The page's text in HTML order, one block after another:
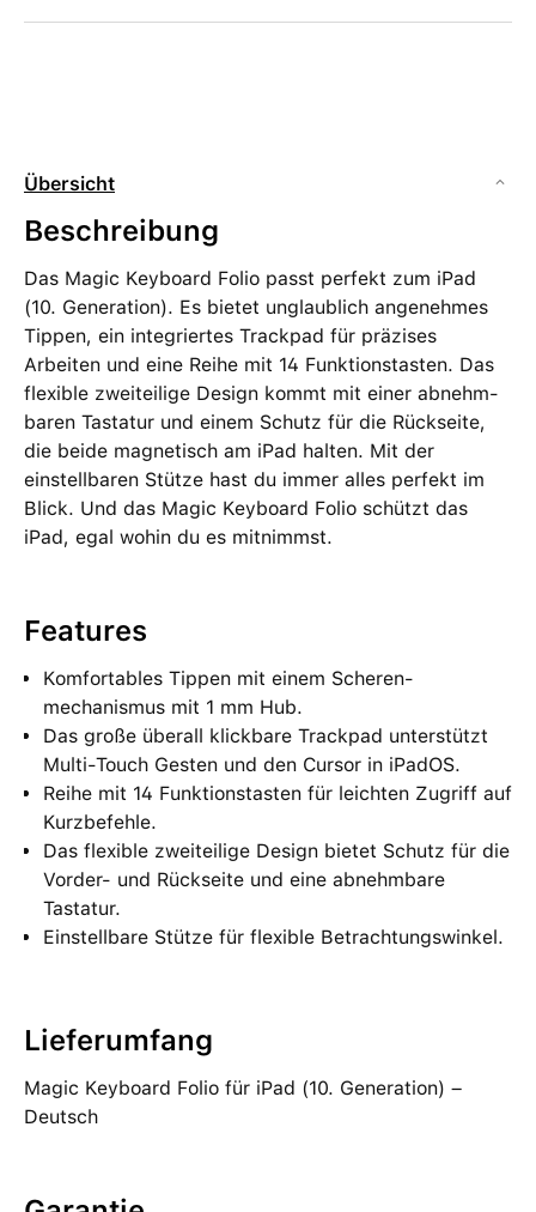
Übersicht
Beschreibung
Das Magic Keyboard Folio passt perfekt zum iPad
(10. Generation). Es bietet unglaublich angenehmes
Tippen, ein integriertes Trackpad für präzises
Arbeiten und eine Reihe mit 14 Funktionstasten. Das
flexible zweiteilige Design kommt mit einer abnehm­
baren Tastatur und einem Schutz für die Rückseite,
die beide magnetisch am iPad halten. Mit der
einstellbaren Stütze hast du immer alles perfekt im
Blick. Und das Magic Keyboard Folio schützt das
iPad, egal wohin du es mitnimmst.
Features
Komfortables Tippen mit einem Scheren­
mechanismus mit 1 mm Hub.
Das große überall klick­bare Trackpad unterstützt
Multi-Touch Gesten und den Cursor in iPadOS.
Reihe mit 14 Funktionstasten für leichten Zugriff auf
Kurzbefehle.
Das flexible zweiteilige Design bietet Schutz für die
Vorder- und Rückseite und eine abnehmbare
Tastatur.
Einstellbare Stütze für flexible Betrachtungswinkel.
Lieferumfang
Magic Keyboard Folio für iPad (10. Generation) –
Deutsch